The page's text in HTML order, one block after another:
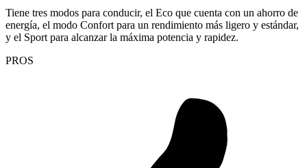
Tiene tres modos para conducir, el Eco que cuenta con un ahorro de
energía, el modo Confort para un rendimiento más ligero y estándar,
y el Sport para alcanzar la máxima potencia y rapidez.
PROS